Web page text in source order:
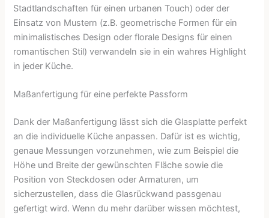
Stadtlandschaften für einen urbanen Touch) oder der
Einsatz von Mustern (z.B. geometrische Formen für ein
minimalistisches Design oder florale Designs für einen
romantischen Stil) verwandeln sie in ein wahres Highlight
in jeder Küche.
Maßanfertigung für eine perfekte Passform
Dank der Maßanfertigung lässt sich die Glasplatte perfekt
an die individuelle Küche anpassen. Dafür ist es wichtig,
genaue Messungen vorzunehmen, wie zum Beispiel die
Höhe und Breite der gewünschten Fläche sowie die
Position von Steckdosen oder Armaturen, um
sicherzustellen, dass die Glasrückwand passgenau
gefertigt wird. Wenn du mehr darüber wissen möchtest,